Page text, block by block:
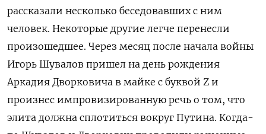
рассказали несколько беседовавших с ним
человек. Некоторые другие легче перенесли
произошедшее. Через месяц после начала войны
Игорь Шувалов пришел на день рождения
Аркадия Дворковича в майке с буквой Z и
произнес импровизированную речь о том, что
элита должна сплотиться вокруг Путина. Когда-